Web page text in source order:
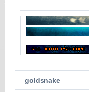
goldsnake